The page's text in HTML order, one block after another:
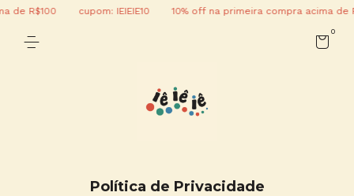
cupom: IEIEIE10 10% off na primeira compra acima de R$100
0
Política de Privacidade